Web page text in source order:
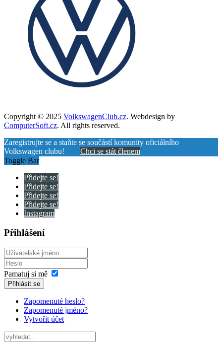
Copyright © 2025 VolkswagenClub.cz. Webdesign by
ComputerSoft.cz. All rights reserved.
Zaregistrujte se a staňte se součástí komunity oficiálního
Volkswagen clubu! Chci se stát členem
Toggle Bar
Přidejte se!
Přidejte se!
Přidejte se!
Přidejte se!
Instagram
Přihlášení
Pamatuj si mě
Přihlásit se
Zapomenuté heslo?
Zapomenuté jméno?
Vytvořit účet